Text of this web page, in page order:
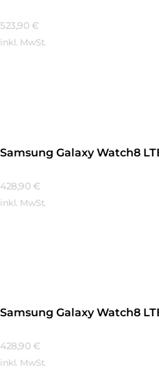
523,90 €
inkl. MwSt.
Samsung Galaxy Watch8
428,90 €
inkl. MwSt.
Samsung Galaxy Watch8
428,90 €
inkl. MwSt.